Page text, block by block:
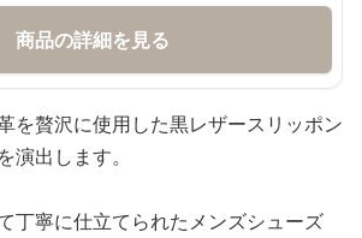
商品の詳細を見る
を贅沢に使用した黒レザースリッポン
演出します。
丁寧に仕立てられたメンズシューズ